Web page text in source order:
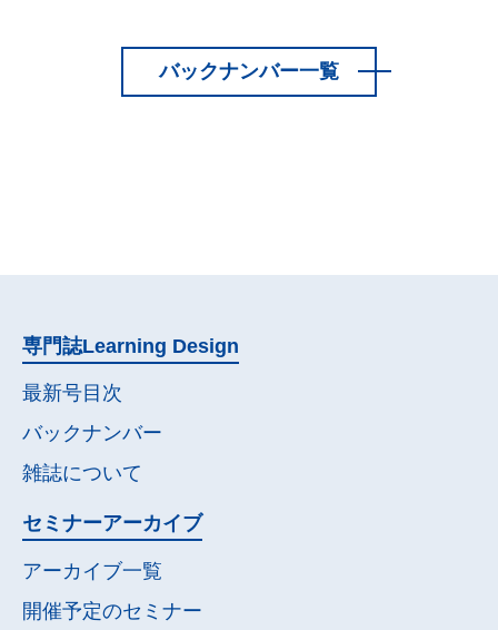
バックナンバー一覧
専門誌Learning Design
最新号目次
バックナンバー
雑誌について
セミナーアーカイブ
アーカイブ一覧
開催予定のセミナー